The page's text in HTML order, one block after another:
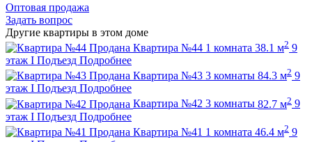
Оптовая продажа
Задать вопрос
Другие квартиры в этом доме
Продана Квартира №44 1 комната 38.1 м2 9
этаж I Подъезд Подробнее
Продана Квартира №43 3 комнаты 84.3 м2 9
этаж I Подъезд Подробнее
Продана Квартира №42 3 комнаты 82.7 м2 9
этаж I Подъезд Подробнее
Продана Квартира №41 1 комната 46.4 м2 9